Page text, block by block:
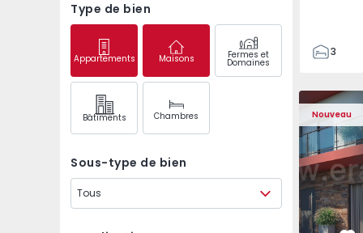
Type de bien
Appartements Maisons Fermes et
Domaines
Bâtiments Chambres
Sous-type de bien
Tous
3
105
122
1
-1
Nouveau